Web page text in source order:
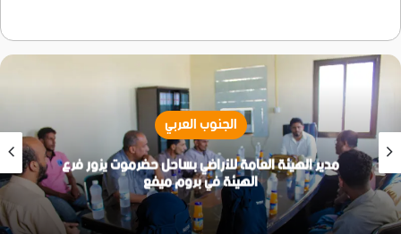
الجنوب العربي
مدير الهيئة العامة للأراضي بساحل حضرموت يزور فرع
الهيئة في بروم ميفع